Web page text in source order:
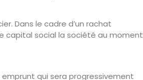
Dans le cadre d’un rachat
capital social la société au moment
qui sera progressivement